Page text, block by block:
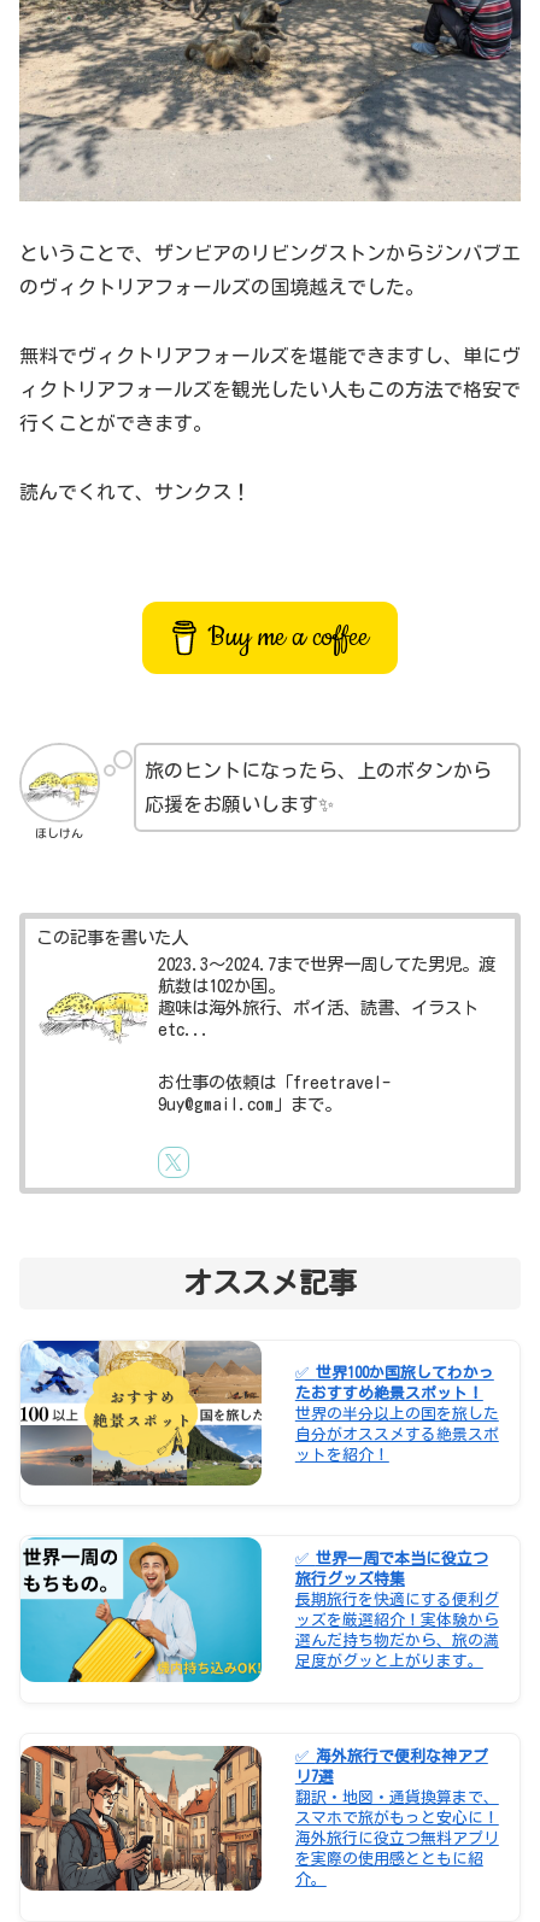
ということで、ザンビアのリビングストンからジンバブエ
のヴィクトリアフォールズの国境越えでした。
無料でヴィクトリアフォールズを堪能できますし、単にヴ
ィクトリアフォールズを観光したい人もこの方法で格安で
行くことができます。
読んでくれて、サンクス！
Buy me a coffee
ほしけん
旅のヒントになったら、上のボタンから
応援をお願いします✨
この記事を書いた人
2023.3～2024.7まで世界一周してた男児。渡
航数は102か国。
趣味は海外旅行、ポイ活、読書、イラスト
etc...
お仕事の依頼は「freetravel-
9uy@gmail.com」まで。
オススメ記事
✅ 世界100か国旅してわかっ
たおすすめ絶景スポット！
世界の半分以上の国を旅した
自分がオススメする絶景スポ
ットを紹介！
✅ 世界一周で本当に役立つ
旅行グッズ特集
長期旅行を快適にする便利グ
ッズを厳選紹介！実体験から
選んだ持ち物だから、旅の満
足度がグッと上がります。
✅ 海外旅行で便利な神アプ
リ7選
翻訳・地図・通貨換算まで、
スマホで旅がもっと安心に！
海外旅行に役立つ無料アプリ
を実際の使用感とともに紹
介。